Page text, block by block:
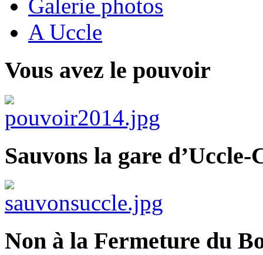
Galerie photos
A Uccle
Vous avez le pouvoir
Sauvons la gare d’Uccle-
Non à la Fermeture du